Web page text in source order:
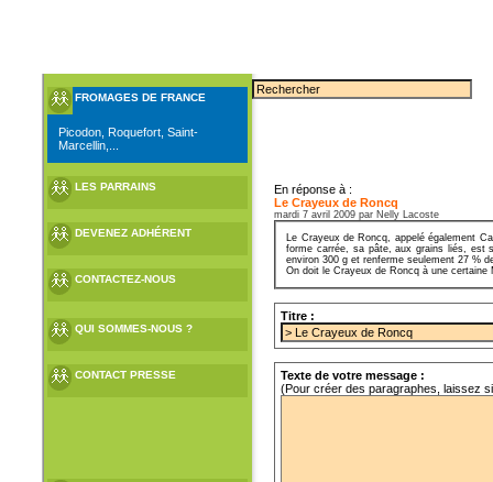
FROMAGES DE FRANCE
Picodon, Roquefort, Saint-
Marcellin,...
LES PARRAINS
DEVENEZ ADHÉRENT
CONTACTEZ-NOUS
QUI SOMMES-NOUS ?
CONTACT PRESSE
En réponse à :
Le Crayeux de Roncq
mardi 7 avril 2009 par Nelly Lacoste
Le Crayeux de Roncq, appelé également
forme carrée, sa pâte, aux grains liés, est
environ 300 g et renferme seulement 27 %
On doit le Crayeux de Roncq à une certaine
Titre :
Texte de votre message :
(Pour créer des paragraphes, laissez